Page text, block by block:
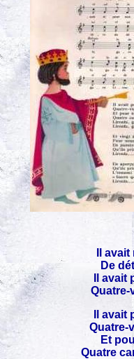
Il
De
Il
Il
Quatre-
Et
Quatre